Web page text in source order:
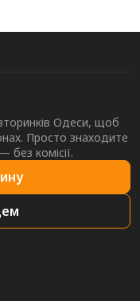
Одеси, щоб
Просто знаходите
без комісії.